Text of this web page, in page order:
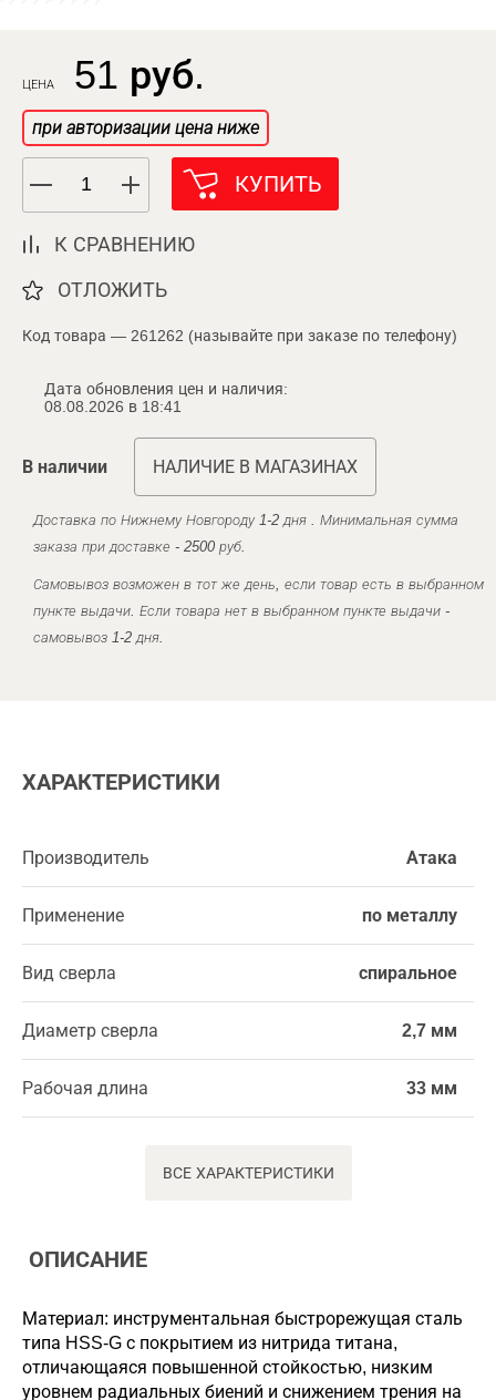
ЦЕНА 51 руб.
при авторизации цена ниже
КУПИТЬ
К СРАВНЕНИЮ
ОТЛОЖИТЬ
Код товара — 261262 (называйте при заказе по телефону)
Дата обновления цен и наличия:
08.08.2026 в 18:41
В наличии НАЛИЧИЕ В МАГАЗИНАХ
Доставка по Нижнему Новгороду 1-2 дня . Минимальная сумма
заказа при доставке - 2500 руб.
Самовывоз возможен в тот же день, если товар есть в выбранном
пункте выдачи. Если товара нет в выбранном пункте выдачи -
самовывоз 1-2 дня.
ХАРАКТЕРИСТИКИ
Производитель Атака
Применение по металлу
Вид сверла спиральное
Диаметр сверла 2,7 мм
Рабочая длина 33 мм
ВСЕ ХАРАКТЕРИСТИКИ
ОПИСАНИЕ
Материал: инструментальная быстрорежущая сталь
типа HSS-G с покрытием из нитрида титана,
отличающаяся повышенной стойкостью, низким
уровнем радиальных биений и снижением трения на